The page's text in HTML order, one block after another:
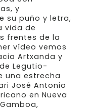
y
su puño y letra,
vida de
frentes de la
vídeo vemos
Artxanda y
Legutio-
una estrecha
José Antonio
en Nueva